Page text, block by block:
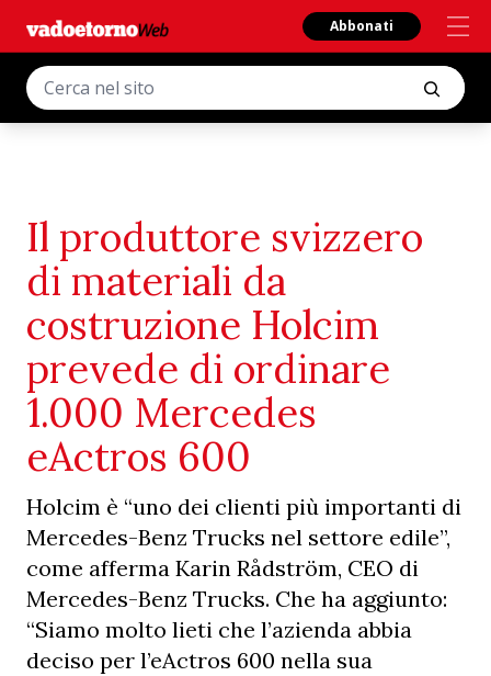
Abbonati
Il produttore svizzero
di materiali da
costruzione Holcim
prevede di ordinare
1.000 Mercedes
eActros 600
Holcim è “uno dei clienti più importanti di
Mercedes-Benz Trucks nel settore edile”,
come afferma Karin Rådström, CEO di
Mercedes-Benz Trucks. Che ha aggiunto:
“Siamo molto lieti che l’azienda abbia
deciso per l’eActros 600 nella sua